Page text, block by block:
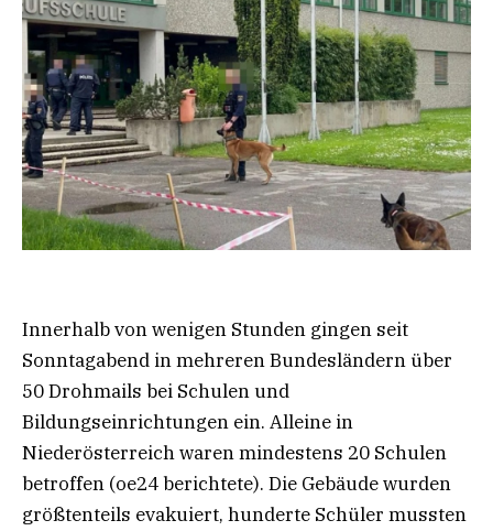
Innerhalb von wenigen Stunden gingen seit
Sonntagabend in mehreren Bundesländern über
50 Drohmails bei Schulen und
Bildungseinrichtungen ein. Alleine in
Niederösterreich waren mindestens 20 Schulen
betroffen (oe24 berichtete). Die Gebäude wurden
größtenteils evakuiert, hunderte Schüler mussten